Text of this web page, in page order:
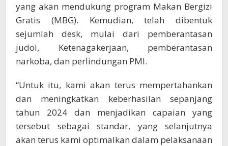
yang akan mendukung program Makan Bergizi
Gratis (MBG). Kemudian, telah dibentuk
sejumlah desk, mulai dari pemberantasan
judol, Ketenagakerjaan, pemberantasan
narkoba, dan perlindungan PMI.
“Untuk itu, kami akan terus mempertahankan
dan meningkatkan keberhasilan sepanjang
tahun 2024 dan menjadikan capaian yang
tersebut sebagai standar, yang selanjutnya
akan terus kami optimalkan dalam pelaksanaan